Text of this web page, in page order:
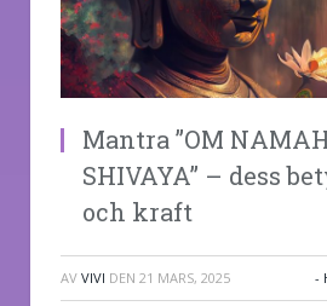
Mantra ”OM
SHIVAYA” – dess
och kraft
AV VIVI DEN 21 MARS, 2025 -